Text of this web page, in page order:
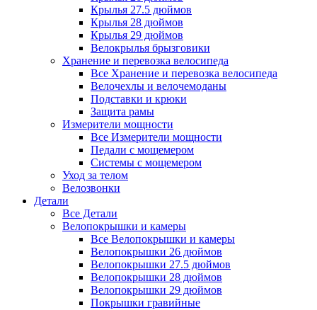
Крылья 27.5 дюймов
Крылья 28 дюймов
Крылья 29 дюймов
Велокрылья брызговики
Хранение и перевозка велосипеда
Все Хранение и перевозка велосипеда
Велочехлы и велочемоданы
Подставки и крюки
Защита рамы
Измерители мощности
Все Измерители мощности
Педали с мощемером
Системы с мощемером
Уход за телом
Велозвонки
Детали
Все Детали
Велопокрышки и камеры
Все Велопокрышки и камеры
Велопокрышки 26 дюймов
Велопокрышки 27.5 дюймов
Велопокрышки 28 дюймов
Велопокрышки 29 дюймов
Покрышки гравийные